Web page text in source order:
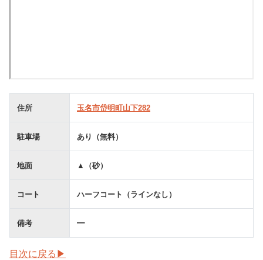
住所 玉名市岱明町山下282
駐車場 あり（無料）
地面 ▲（砂）
コート ハーフコート（ラインなし）
備考 ━
目次に戻る▶